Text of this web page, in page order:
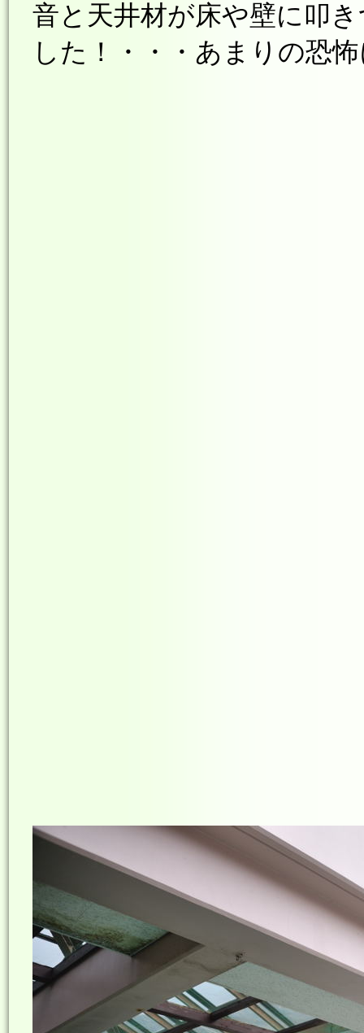
音と天井材が床や壁に叩
した！・・・あまりの恐